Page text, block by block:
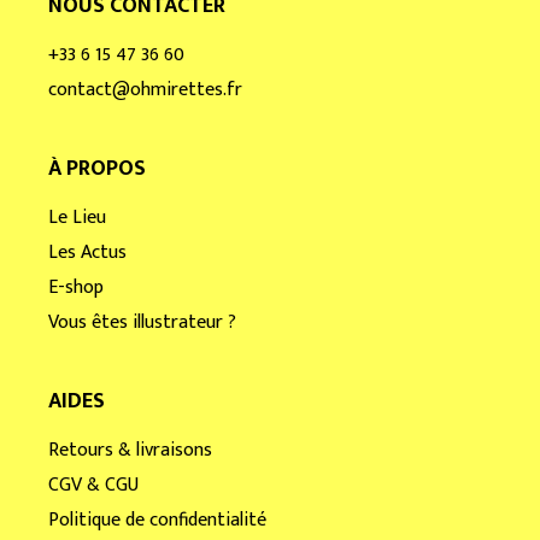
+33 6 15 47 36 60
contact@ohmirettes.fr
À PROPOS
Le Lieu
Les Actus
E-shop
Vous êtes illustrateur ?
AIDES
Retours & livraisons
CGV & CGU
Politique de confidentialité